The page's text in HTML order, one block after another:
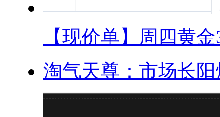
【现价单】周四黄金
淘气天尊：市场长